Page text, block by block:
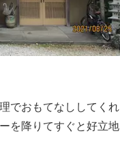
でおもてなししてくれ
を降りてすぐと好立地